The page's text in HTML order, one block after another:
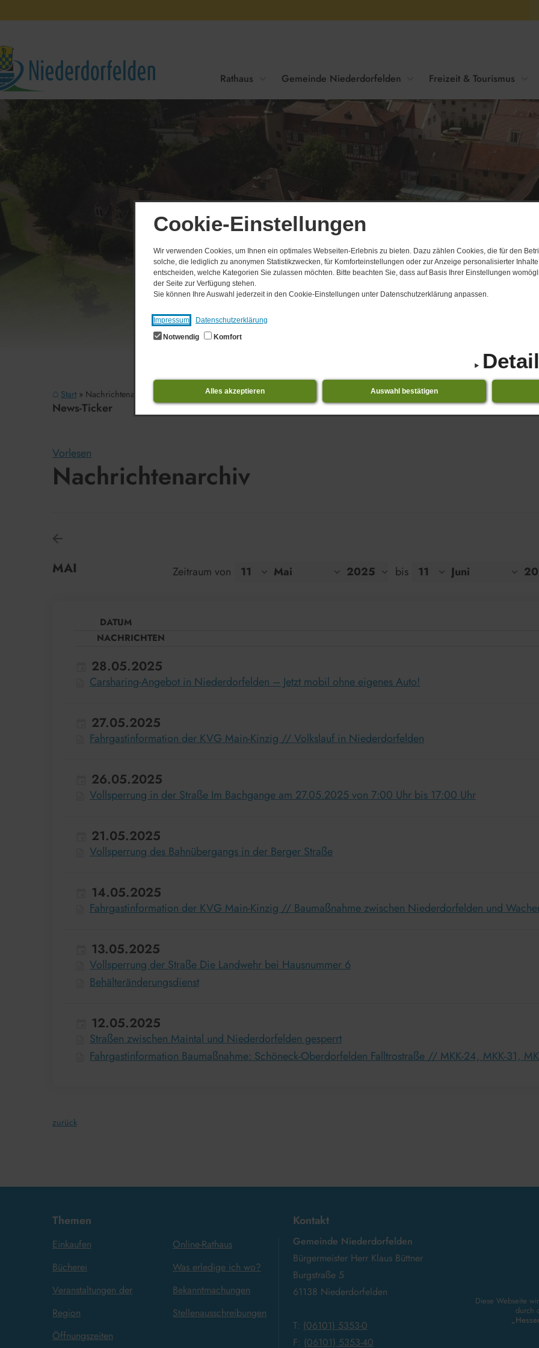
Cookie-Einstellungen
Wir verwenden Cookies, um Ihnen ein optimales Webseiten-Erlebnis zu bieten. Dazu zählen Cookies, die für den
solche, die lediglich zu anonymen Statistikzwecken, für Komforteinstellungen oder zur Anzeige personalisierter
entscheiden, welche Kategorien Sie zulassen möchten. Bitte beachten Sie, dass auf Basis Ihrer Einstellungen
der Seite zur Verfügung stehen.
Sie können Ihre Auswahl jederzeit in den Cookie-Einstellungen unter Datenschutzerklärung anpassen.
Impressum
Datenschutzerklärung
Notwendig
Komfort
Alles akzeptieren Auswahl bestätigen
Rathaus Gemeinde Niederdorfelden Freizeit & Tourismus
Offenlage
Amtliche Bekanntmachungen
Start Nachrichtenarchiv
News-Ticker 03.​08.​2026 Kleine Änderung der Sommerferien-Schließzeit der Kinder-
Vorlesen
Nachrichtenarchiv
MAI Zeitraum von bis
DATUM
NACHRICHTEN
28.05.2025
Carsharing-Angebot in Niederdorfelden – Jetzt mobil ohne eigenes Auto!
27.05.2025
Fahrgastinformation der KVG Main-Kinzig // Volkslauf in Niederdorfelden
26.05.2025
Vollsperrung in der Straße Im Bachgange am 27.05.2025 von 7:00 Uhr bis 17:00 Uhr
21.05.2025
Vollsperrung des Bahnübergangs in der Berger Straße
14.05.2025
Fahrgastinformation der KVG Main-Kinzig // Baumaßnahme zwischen Niederdorfelden und
13.05.2025
Vollsperrung der Straße Die Landwehr bei Hausnummer 6
Behälteränderungsdienst
12.05.2025
Straßen zwischen Maintal und Niederdorfelden gesperrt
Fahrgastinformation Baumaßnahme: Schöneck-Oberdorfelden Falltrostraße // MKK-24, MKK-31,
zurück
Themen
Einkaufen
Bücherei
Veranstaltungen der
Region
Öffnungszeiten
Online-Rathaus
Was erledige ich wo?
Bekanntmachungen
Stellenausschreibungen
Kontakt
Gemeinde Niederdorfelden
Bürgermeister Herr Klaus Büttner
Burgstraße 5
61138 Niederdorfelden
T: (06101) 5353-0
F: (06101) 5353-40
Diese Webseite
durch